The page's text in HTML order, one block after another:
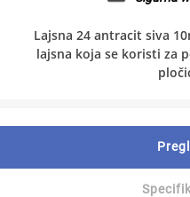
Lajsna 24 antracit siva
lajsna koja se koristi za